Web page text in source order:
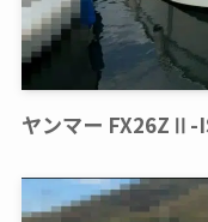
ヤンマー FX26ZⅡ-